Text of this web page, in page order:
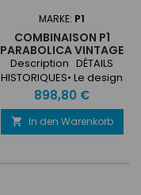
MARKE: P1
COMBINAISON P1
PARABOLICA VINTAGE
LOOK (FIA 8856-2018)
Description DÉTAILS
HISTORIQUES• Le design
s'inspire des véritables
costumes des années 60.•
Poches extérieures sur la
poitrine avec fermetures
Preis
898,80 €
 In den Warenkorb